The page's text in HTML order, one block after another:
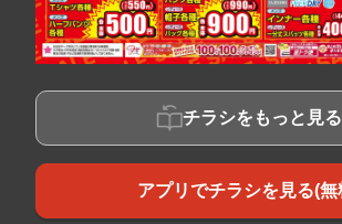
チラシをもっと見る
アプリでチラシを見る(無